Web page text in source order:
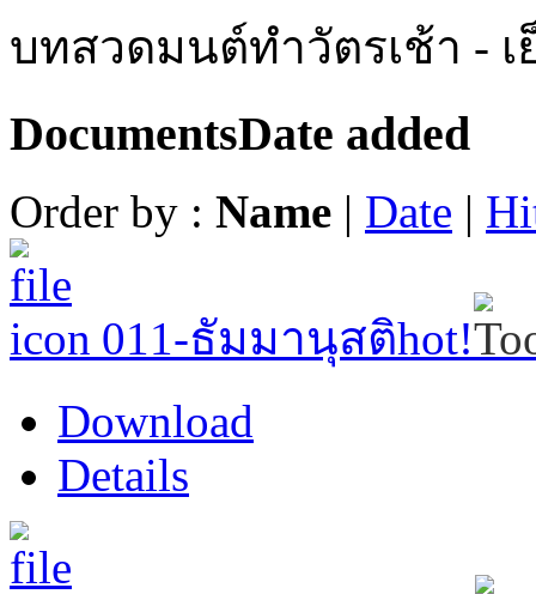
บทสวดมนต์ทำวัตรเช้า -
DocumentsDate added
Order by : Name | Date |
011-ธัมมานุสติhot!
Download
Details